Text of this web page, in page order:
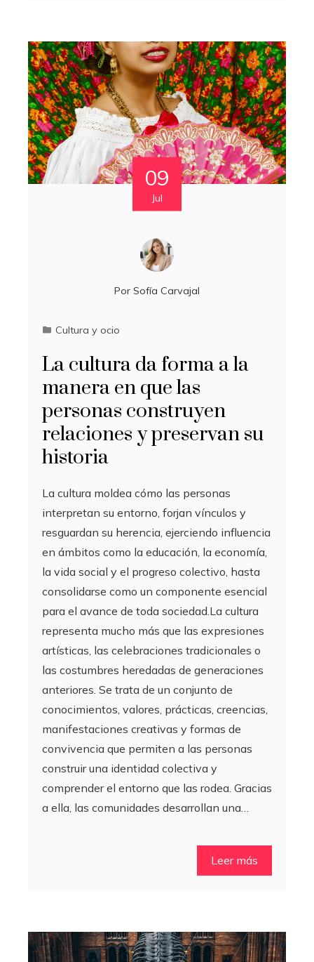
09
Jul
Por Sofía Carvajal
Cultura y ocio
La cultura da forma a la
manera en que las
personas construyen
relaciones y preservan su
historia
La cultura moldea cómo las personas
interpretan su entorno, forjan vínculos y
resguardan su herencia, ejerciendo influencia
en ámbitos como la educación, la economía,
la vida social y el progreso colectivo, hasta
consolidarse como un componente esencial
para el avance de toda sociedad.La cultura
representa mucho más que las expresiones
artísticas, las celebraciones tradicionales o
las costumbres heredadas de generaciones
anteriores. Se trata de un conjunto de
conocimientos, valores, prácticas, creencias,
manifestaciones creativas y formas de
convivencia que permiten a las personas
construir una identidad colectiva y
comprender el entorno que las rodea. Gracias
a ella, las comunidades desarrollan una…
Leer más